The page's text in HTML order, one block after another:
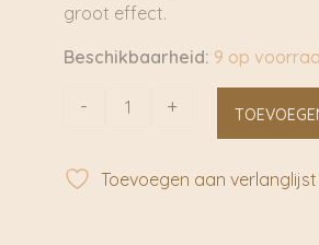
groot effect.
Beschikbaarheid: 9 op
-
Anglaisia
Birch
+
Toevoegen aan verlanglijst